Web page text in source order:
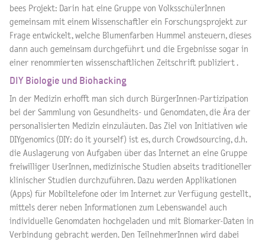
bees Projekt: Darin hat eine Gruppe von VolksschülerInnen
gemeinsam mit einem Wissenschaftler ein Forschungsprojekt zur
Frage entwickelt, welche Blumenfarben Hummel ansteuern, dieses
dann auch gemeinsam durchgeführt und die Ergebnisse sogar in
einer renommierten wissenschaftlichen Zeitschrift publiziert .
DIY Biologie und Biohacking
In der Medizin erhofft man sich durch BürgerInnen-Partizipation
bei der Sammlung von Gesundheits- und Genomdaten, die Ära der
personalisierten Medizin einzuläuten. Das Ziel von Initiativen wie
DIYgenomics (DIY: do it yourself) ist es, durch Crowdsourcing, d.h.
die Auslagerung von Aufgaben über das Internet an eine Gruppe
freiwilliger UserInnen, medizinische Studien abseits traditioneller
klinischer Studien durchzuführen. Dazu werden Applikationen
(Apps) für Mobiltelefone oder im Internet zur Verfügung gestellt,
mittels derer neben Informationen zum Lebenswandel auch
individuelle Genomdaten hochgeladen und mit Biomarker-Daten in
Verbindung gebracht werden. Den TeilnehmerInnen wird dabei